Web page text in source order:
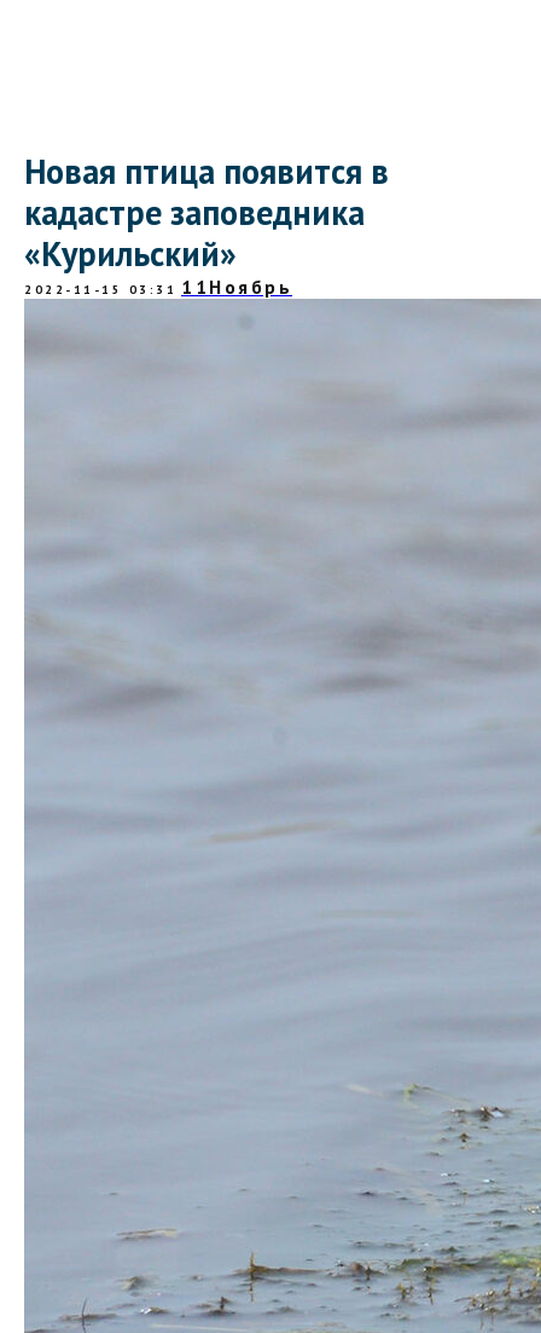
Новая птица появится в
кадастре заповедника
«Курильский»
2022-11-15 03:31 11Ноябрь